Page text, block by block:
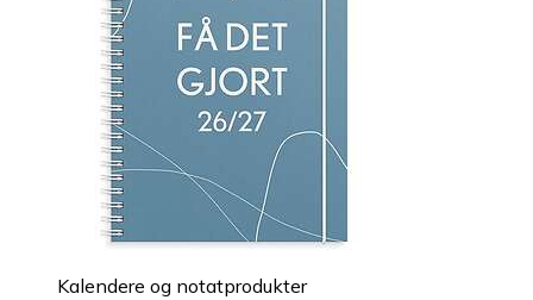
Kalendere og notatprodukter